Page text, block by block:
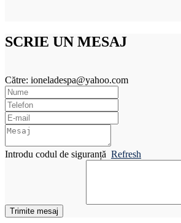
SCRIE UN MESAJ
Către: ioneladespa@yahoo.com
Introdu codul de siguranță Refresh
Trimite mesaj